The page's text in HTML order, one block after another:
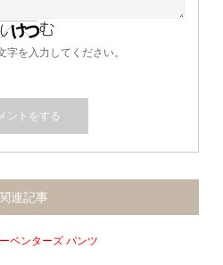
字を入力してください。
関連記事
ペンターズ パンツ